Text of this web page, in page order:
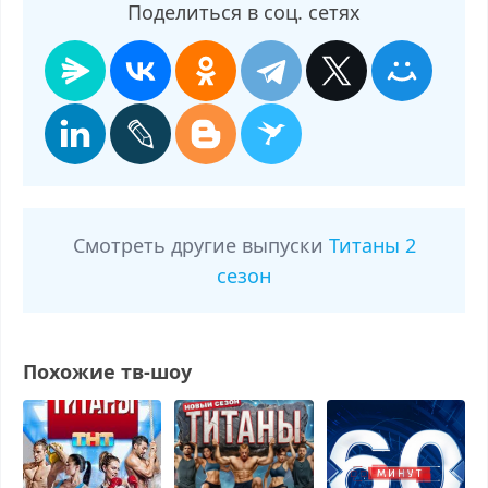
Поделиться в соц. сетях
Смотреть другие выпуски Титаны 2
сезон
Похожие тв-шоу